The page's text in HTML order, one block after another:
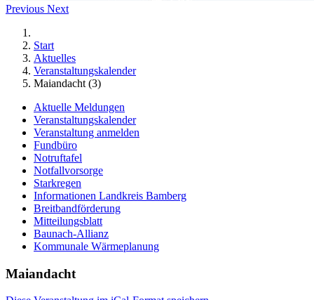
Previous Next
Start
Aktuelles
Veranstaltungskalender
Maiandacht (3)
Aktuelle Meldungen
Veranstaltungskalender
Veranstaltung anmelden
Fundbüro
Notruftafel
Notfallvorsorge
Starkregen
Informationen Landkreis Bamberg
Breitbandförderung
Mitteilungsblatt
Baunach-Allianz
Kommunale Wärmeplanung
Maiandacht